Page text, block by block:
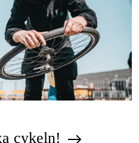
cykeln!